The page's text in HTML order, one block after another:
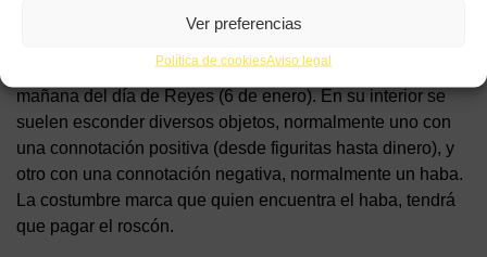
Ver preferencias
Política de cookiesAviso legal
honor al dios romano Saturno.
Hoy en día es muy típico tomarlo para desayunar en la
mañana del día de Reyes (6 de enero). En su interior se
suelen esconder diversos objetos, normalmente uno con
una connotación positiva (desde figuritas hasta dinero), y
otro con una connotación negativa, normalmente un haba.
La costumbre marca que quien encuentra el haba, tendrá
que pagar el roscón.